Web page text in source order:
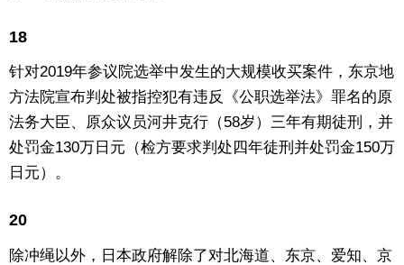
18
针对2019年参议院选举中发生的大规模收买案件，东京地
方法院宣布判处被指控犯有违反《公职选举法》罪名的原
法务大臣、原众议员河井克行（58岁）三年有期徒刑，并
处罚金130万日元（检方要求判处四年徒刑并处罚金150万
日元）。
20
除冲绳以外，日本政府解除了对北海道、东京、爱知、京